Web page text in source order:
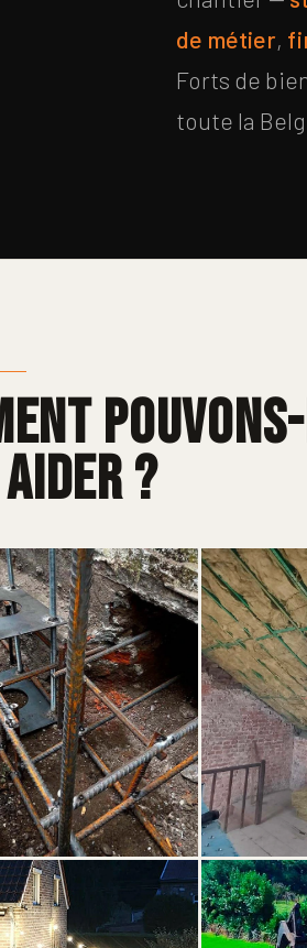
de métier,
Forts de
toute la
?
— micropieux
SERVICE
Toiture,